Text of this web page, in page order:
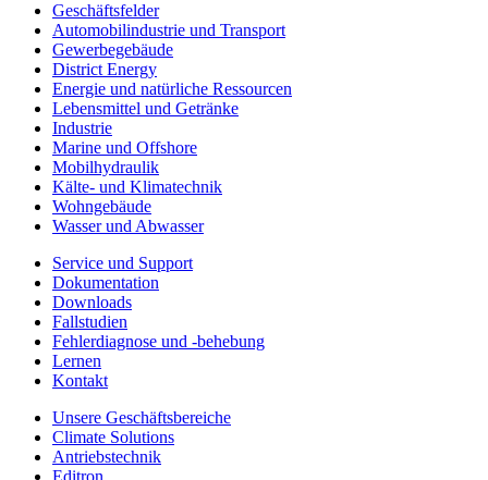
Geschäftsfelder
Automobilindustrie und Transport
Gewerbegebäude
District Energy
Energie und natürliche Ressourcen
Lebensmittel und Getränke
Industrie
Marine und Offshore
Mobilhydraulik
Kälte- und Klimatechnik
Wohngebäude
Wasser und Abwasser
Service und Support
Dokumentation
Downloads
Fallstudien
Fehlerdiagnose und -behebung
Lernen
Kontakt
Unsere Geschäftsbereiche
Climate Solutions
Antriebstechnik
Editron